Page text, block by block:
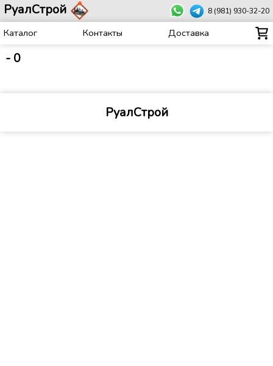
РуалСтрой 8 (981) 930-32-20
Каталог Контакты Доставка
- 0
РуалСтрой